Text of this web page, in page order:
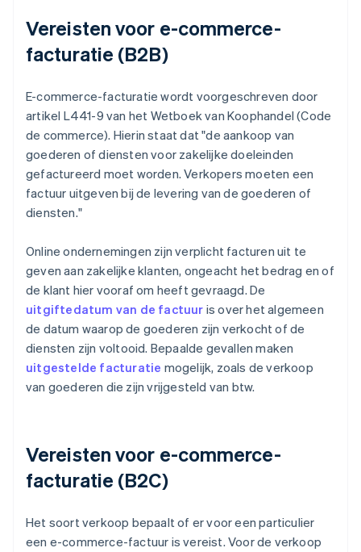
Vereisten voor e-commerce-
facturatie (B2B)
E-commerce-facturatie wordt voorgeschreven door
artikel L441-9 van het Wetboek van Koophandel (Code
de commerce). Hierin staat dat "de aankoop van
goederen of diensten voor zakelijke doeleinden
gefactureerd moet worden. Verkopers moeten een
factuur uitgeven bij de levering van de goederen of
diensten."
Online ondernemingen zijn verplicht facturen uit te
geven aan zakelijke klanten, ongeacht het bedrag en of
de klant hier vooraf om heeft gevraagd. De
uitgiftedatum van de factuur is over het algemeen
de datum waarop de goederen zijn verkocht of de
diensten zijn voltooid. Bepaalde gevallen maken
uitgestelde facturatie mogelijk, zoals de verkoop
van goederen die zijn vrijgesteld van btw.
Vereisten voor e-commerce-
facturatie (B2C)
Het soort verkoop bepaalt of er voor een particulier
een e-commerce-factuur is vereist. Voor de verkoop